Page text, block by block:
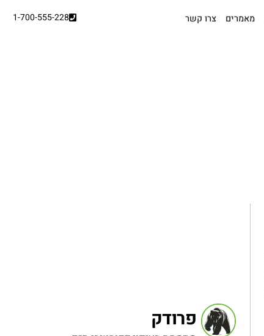
מאמרים צרו קשר 1-700-555-228
פרודק